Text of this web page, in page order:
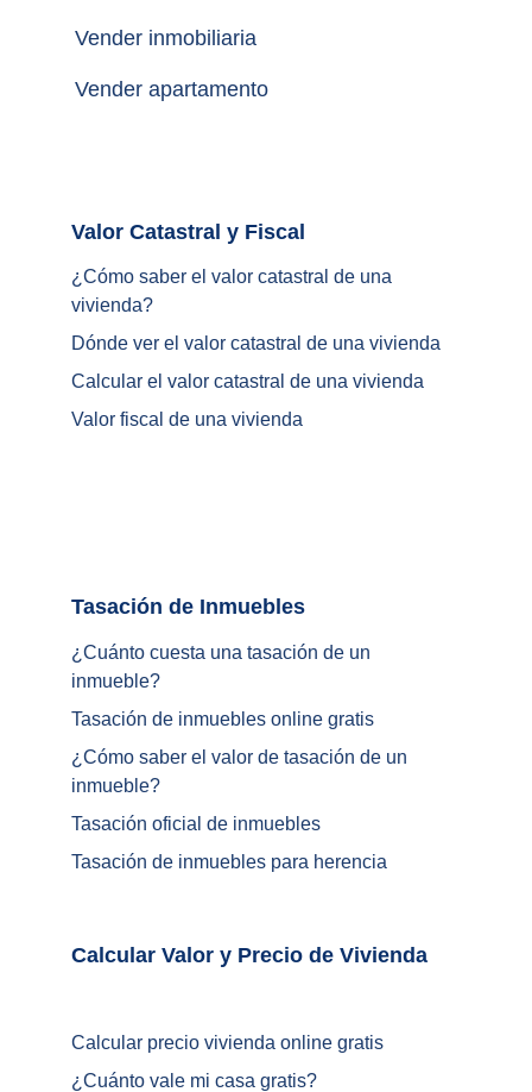
¿Cuánto cuesta una tasación de un
inmueble?
Tasación de inmuebles online gratis
¿ Cómo saber el valor de tasación de un
inmueble?
Tasación oficial de inmuebles
Tasación de inmuebles para herencia
¿ Cómo saber el valor catastral de una
vivienda?
Dónde ver el valor catastral de una vivienda
Calcular el valor catastral de una vivienda
Valor fiscal de una vivienda
Calcular precio vivienda online gratis
¿ Cuánto vale mi casa gratis?
Vender inmobiliaria
Vender apartamento